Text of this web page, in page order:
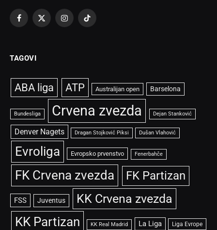
Facebook
X
InstagramTikTok
TAGOVI
ABA liga ATP Australijan open Barselona
Bundesliga Crvena zvezda Dejan Stanković
Denver Nagets Dragan Stojković Piksi Dušan Vlahović
Evroliga Evropsko prvenstvo Fenerbahče
FK Crvena zvezda FK Partizan
FSS Juventus KK Crvena zvezda
KK Partizan KK Real Madrid La Liga Liga Evrope